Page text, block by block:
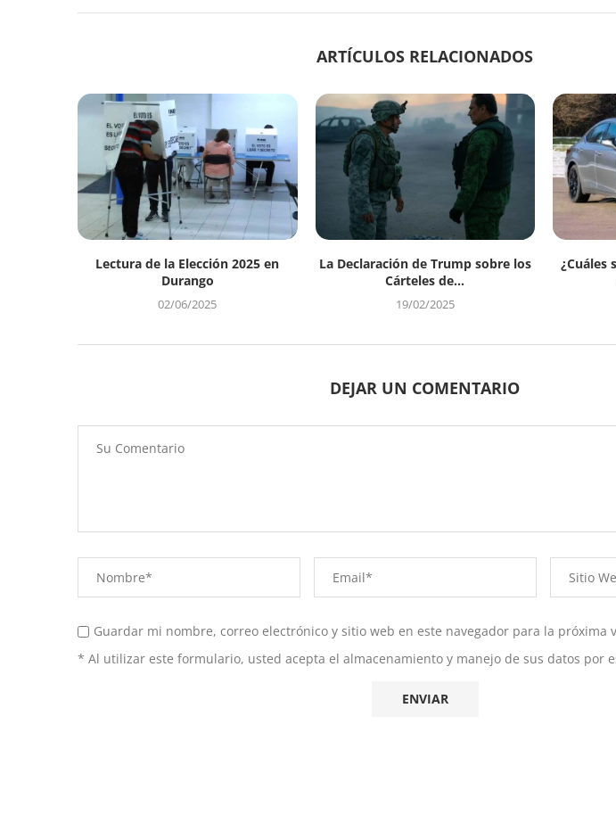
ARTÍCULOS RELACIONADOS
Lectura de la Elección 2025 en
Durango
02/06/2025
La Declaración de Trump sobre los
Cárteles de...
19/02/2025
¿Cuáles
DEJAR UN COMENTARIO
Guardar mi nombre, correo electrónico y sitio web en este navegador para la próxima
* Al utilizar este formulario, usted acepta el almacenamiento y manejo de sus datos por